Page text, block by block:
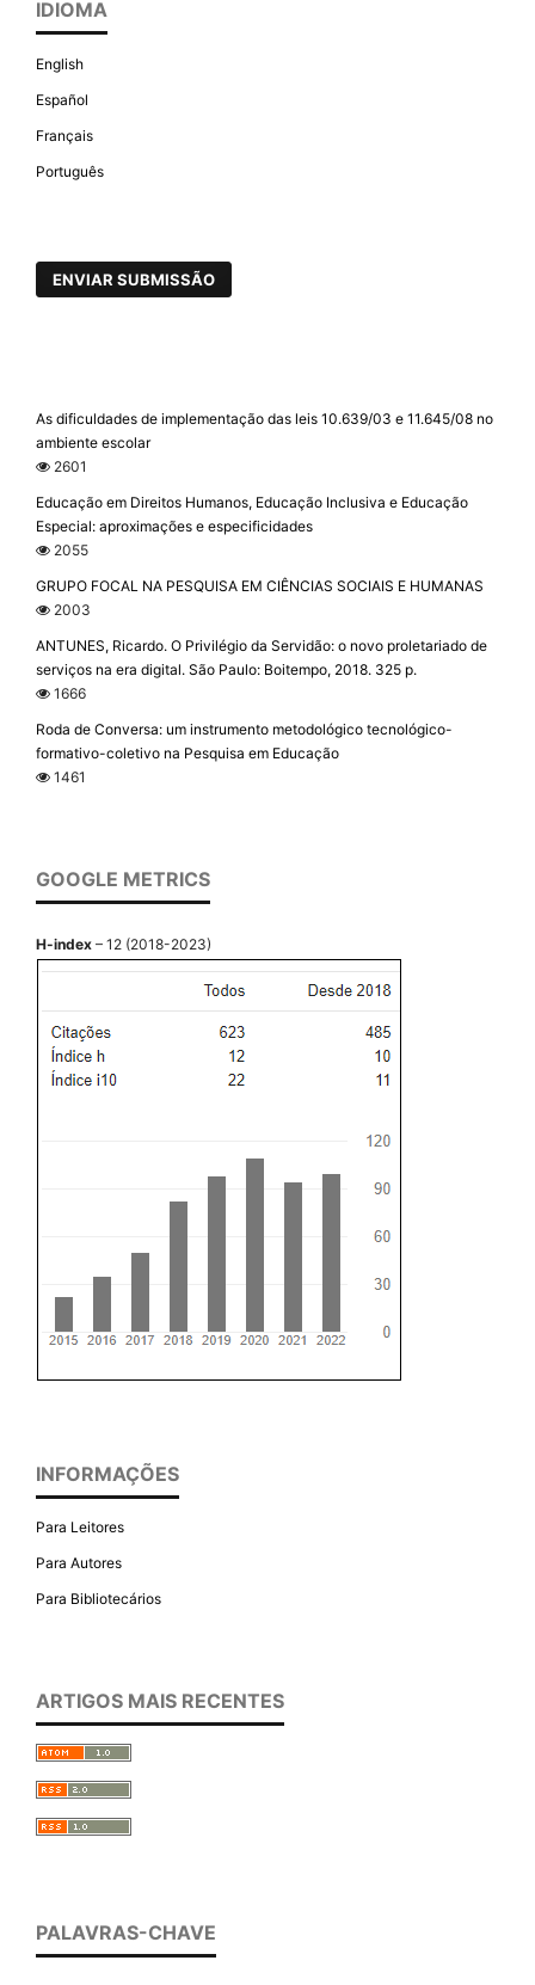
IDIOMA
English
Español
Français
Português
ENVIAR SUBMISSÃO
As dificuldades de implementação das leis 10.639/03 e 11.645/08 no
ambiente escolar
2601
Educação em Direitos Humanos, Educação Inclusiva e Educação
Especial: aproximações e especificidades
2055
GRUPO FOCAL NA PESQUISA EM CIÊNCIAS SOCIAIS E HUMANAS
2003
ANTUNES, Ricardo. O Privilégio da Servidão: o novo proletariado de
serviços na era digital. São Paulo: Boitempo, 2018. 325 p.
1666
Roda de Conversa: um instrumento metodológico tecnológico-
formativo-coletivo na Pesquisa em Educação
1461
GOOGLE METRICS
H-index – 12 (2018-2023)
INFORMAÇÕES
Para Leitores
Para Autores
Para Bibliotecários
ARTIGOS MAIS RECENTES
PALAVRAS-CHAVE